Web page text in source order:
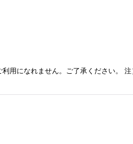
用になれません。ご了承ください。